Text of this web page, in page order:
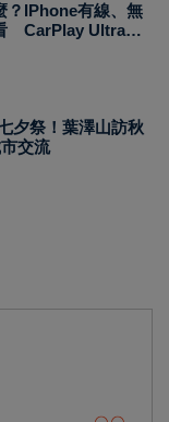
？iPhone有線、無
CarPlay Ultra再
夕祭！葉澤山訪秋
交流